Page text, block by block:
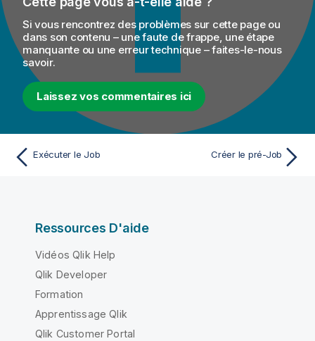
Si vous rencontrez des problèmes sur cette page ou
dans son contenu – une faute de frappe, une étape
manquante ou une erreur technique – faites-le-nous
savoir.
Laissez vos commentaires ici
Exécuter le Job Créer le pré-Job
Ressources D'aide
Vidéos Qlik Help
Qlik Developer
Formation
Apprentissage Qlik
Qlik Customer Portal